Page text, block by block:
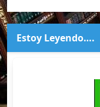
Estoy Leyendo….